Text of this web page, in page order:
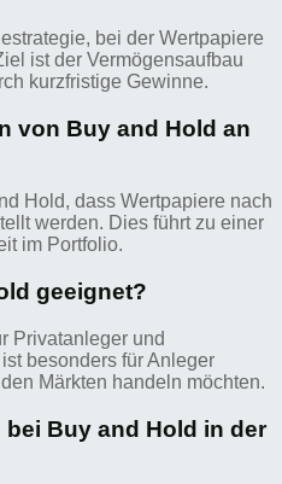
bei der Wertpapiere
ist der Vermögensaufbau
kurzfristige Gewinne.
von Buy and Hold an
Hold, dass Wertpapiere nach
werden. Dies führt zu einer
im Portfolio.
geeignet?
Privatanleger und
besonders für Anleger
Märkten handeln möchten.
Buy and Hold in der